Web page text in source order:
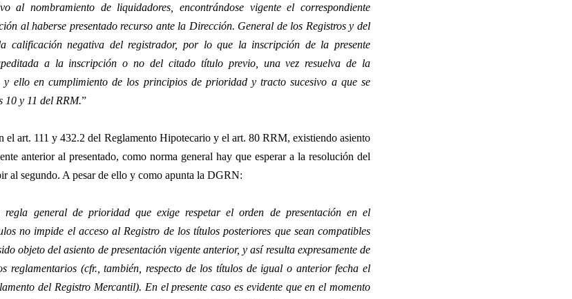
al nombramiento de liquidadores, encontrándose vigente el correspondiente
al haberse presentado recurso ante la Dirección. General de los Registros y del
calificación negativa del registrador, por lo que la inscripción de la presente
a la inscripción o no del citado título previo, una vez resuelva de la
y ello en cumplimiento de los principios de prioridad y tracto sucesivo a que se
10 y 11 del RRM.”
el art. 111 y 432.2 del Reglamento Hipotecario y el art. 80 RRM, existiendo asiento
anterior al presentado, como norma general hay que esperar a la resolución del
al segundo. A pesar de ello y como apunta la DGRN:
regla general de prioridad que exige respetar el orden de presentación en el
no impide el acceso al Registro de los títulos posteriores que sean compatibles
objeto del asiento de presentación vigente anterior, y así resulta expresamente de
reglamentarios (cfr., también, respecto de los títulos de igual o anterior fecha el
del Registro Mercantil). En el presente caso es evidente que en el momento